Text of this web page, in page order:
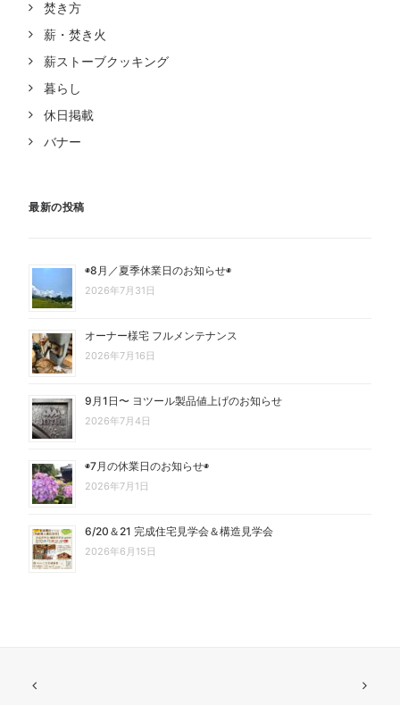
焚き方
薪・焚き火
薪ストーブクッキング
暮らし
休日掲載
バナー
最新の投稿
◉8月／夏季休業日のお知らせ◉
2026年7月31日
オーナー様宅 フルメンテナンス
2026年7月16日
9月1日〜 ヨツール製品値上げのお知らせ
2026年7月4日
◉7月の休業日のお知らせ◉
2026年7月1日
6/20＆21 完成住宅見学会＆構造見学会
2026年6月15日